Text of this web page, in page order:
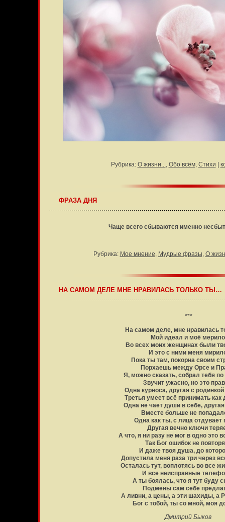
Рубрика: О жизни..., Обо всём, Стихи
ФРАЗА ДНЯ
Чаще всего сбываются именно
Рубрика: Мое мнение, Мудрые фразы, О
НА САМОМ ДЕЛЕ МНЕ НРАВИЛАСЬ ТОЛЬКО ТЫ…
***
На самом деле, мне нравилась
Мой идеал и моё
Во всех моих женщинах были
И это с ними меня
Пока ты там, покорна своим
Порхаешь между Орсе и
Я, можно сказать, собрал тебя
Звучит ужасно, но это
Одна курноса, другая с
Третья умеет всё принимать как
Одна не чает души в себе,
Вместе больше не
Одна как ты, с лица отдувает
Другая вечно ключи
А что, я ни разу не мог в одно это
Так Бог ошибок не
И даже твоя душа, до
Допустила меня раза три через
Осталась тут, воплотясь во все
И все неисправные
А ты боялась, что я тут буду
Подмены сам себе
А ливни, а цены, а эти шахиды, а
Бог с тобой, ты со мной, моя
Дмитрий Быков